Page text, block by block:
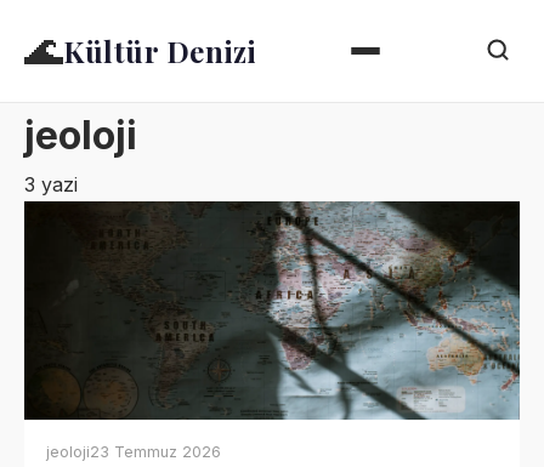
🌊Kültür Denizi
jeoloji
3 yazi
jeoloji23 Temmuz 2026